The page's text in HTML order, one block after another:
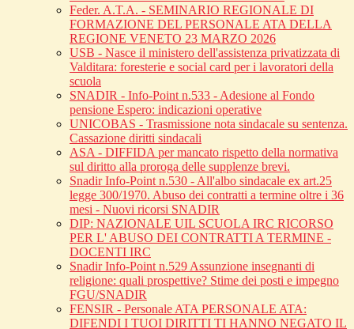
Feder. A.T.A. - SEMINARIO REGIONALE DI
FORMAZIONE DEL PERSONALE ATA DELLA
REGIONE VENETO 23 MARZO 2026
USB - Nasce il ministero dell'assistenza privatizzata di
Valditara: foresterie e social card per i lavoratori della
scuola
SNADIR - Info-Point n.533 - Adesione al Fondo
pensione Espero: indicazioni operative
UNICOBAS - Trasmissione nota sindacale su sentenza.
Cassazione diritti sindacali
ASA - DIFFIDA per mancato rispetto della normativa
sul diritto alla proroga delle supplenze brevi.
Snadir Info-Point n.530 - All'albo sindacale ex art.25
legge 300/1970. Abuso dei contratti a termine oltre i 36
mesi - Nuovi ricorsi SNADIR
DIP: NAZIONALE UIL SCUOLA IRC RICORSO
PER L' ABUSO DEI CONTRATTI A TERMINE -
DOCENTI IRC
Snadir Info-Point n.529 Assunzione insegnanti di
religione: quali prospettive? Stime dei posti e impegno
FGU/SNADIR
FENSIR - Personale ATA PERSONALE ATA:
DIFENDI I TUOI DIRITTI TI HANNO NEGATO IL